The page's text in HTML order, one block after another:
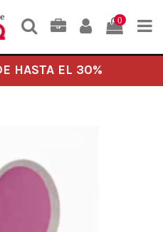
0
HASTA EL 30%